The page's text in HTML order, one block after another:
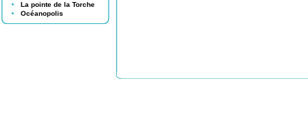
La pointe de la Torche
Océanopolis